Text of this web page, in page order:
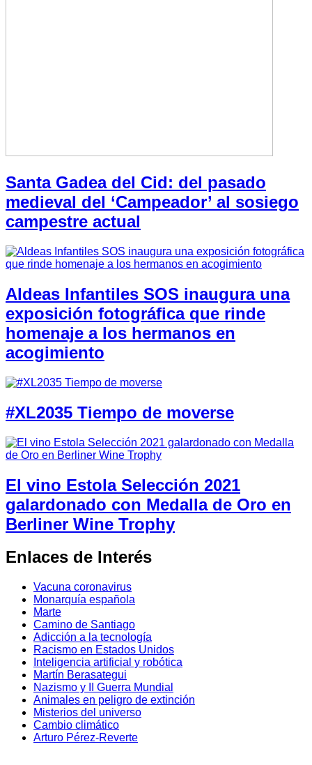
Santa Gadea del Cid: del pasado
medieval del ‘Campeador’ al sosiego
campestre actual
Aldeas Infantiles SOS inaugura una
exposición fotográfica que rinde
homenaje a los hermanos en
acogimiento
#XL2035 Tiempo de moverse
El vino Estola Selección 2021
galardonado con Medalla de Oro en
Berliner Wine Trophy
Enlaces de Interés
Vacuna coronavirus
Monarquía española
Marte
Camino de Santiago
Adicción a la tecnología
Racismo en Estados Unidos
Inteligencia artificial y robótica
Martín Berasategui
Nazismo y II Guerra Mundial
Animales en peligro de extinción
Misterios del universo
Cambio climático
Arturo Pérez-Reverte